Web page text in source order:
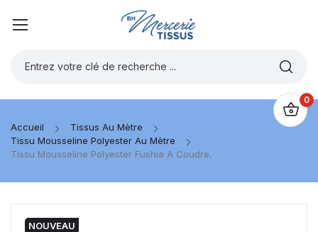
0
Accueil
Tissus Au Mètre
Tissu Mousseline Polyester Au Mètre
Tissu Mousseline Polyester Fushia A Coudre.
NOUVEAU